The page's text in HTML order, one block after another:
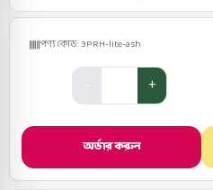
পণ্য কোড: 3PRH-lite-ash
অর্ডার করুন